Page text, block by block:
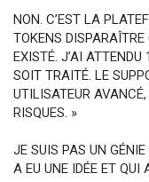
NON. C’EST LA
TOKENS
EXISTÉ. J’AI
SOIT TRAITÉ. LE
UTILISATEUR
RISQUES. »
JE SUIS PAS UN GÉNIE
A EU UNE IDÉE ET QUI